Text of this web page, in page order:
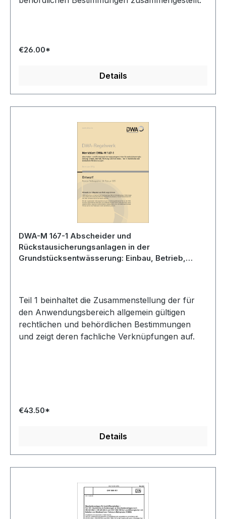
€26.00*
Details
DWA-M 167-1 Abscheider und
Rückstausicherungsanlagen in der
Grundstücksentwässerung: Einbau, Betrieb,
Teil 1 beinhaltet die Zusammenstellung der für
den Anwendungsbereich allgemein gültigen
rechtlichen und behördlichen Bestimmungen
und zeigt deren fachliche Verknüpfungen auf.
€43.50*
Details